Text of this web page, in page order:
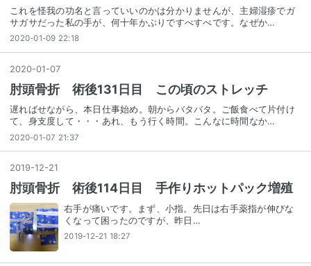
これを怪我の功名と言っていいのかは分かりませんが、主婦湿疹でガ
サガサだった私の手が、何十年かぶりですべすべです。なぜか…
2020-01-09 22:18
2020-01 -07
肘頭骨折 術後131日目 この頃のストレッチ
遅ればせながら、本日仕事始め。朝からバタバタ。ご飯食べて片付け
て、身支度して・・・あれ、もう行く時間。こんなに時間なか…
2020-01-07 21:37
2019-12-21
肘頭骨折 術後114日目 手作りホットパック増殖
右手が痛いです。まず、小指。先日は右手薬指が伸びな
くなって困ったのですが、昨日…
2019-12-21 18:27